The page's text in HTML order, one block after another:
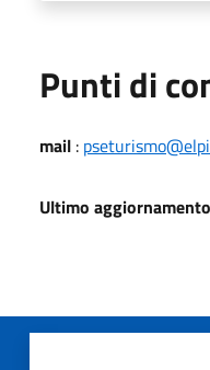
Punti di
mail :
Ultimo aggiornamento